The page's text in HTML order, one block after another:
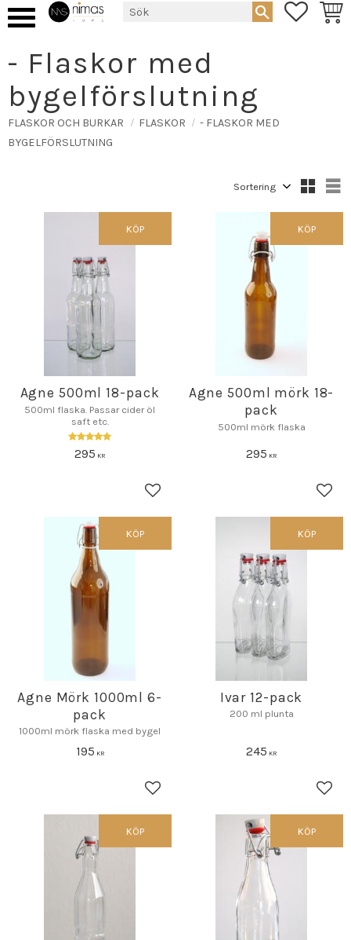
- Flaskor med
bygelförslutning
FLASKOR OCH BURKAR FLASKOR
- FLASKOR MED
BYGELFÖRSLUTNING
Agne 500ml 18-pack
500ml flaska. Passar cider öl
saft etc.
295 KR
Lägg till i favoriter
KÖP
Agne 500ml mörk 18-
pack
500ml mörk flaska
295 KR
KÖP
Agne Mörk 1000ml 6-
pack
1000ml mörk flaska med bygel
195 KR
Lägg till i favoriter
KÖP
Ivar 12-pack
200 ml plunta
245 KR
KÖP
KÖP KÖP